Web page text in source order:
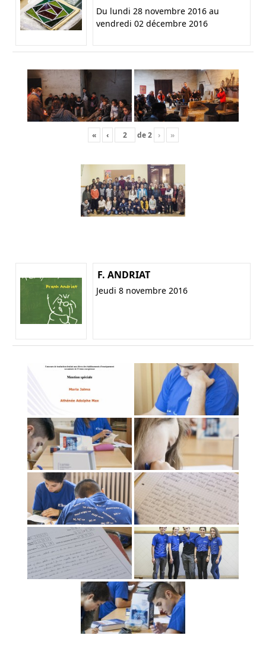
Du lundi 28 novembre 2016 au
vendredi 02 décembre 2016
« ‹ de2 › »
F. ANDRIAT
Jeudi 8 novembre 2016